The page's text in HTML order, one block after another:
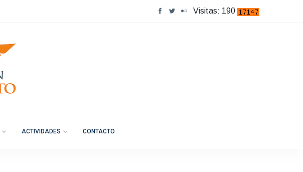
Visitas: 190
ACTIVIDADES CONTACTO